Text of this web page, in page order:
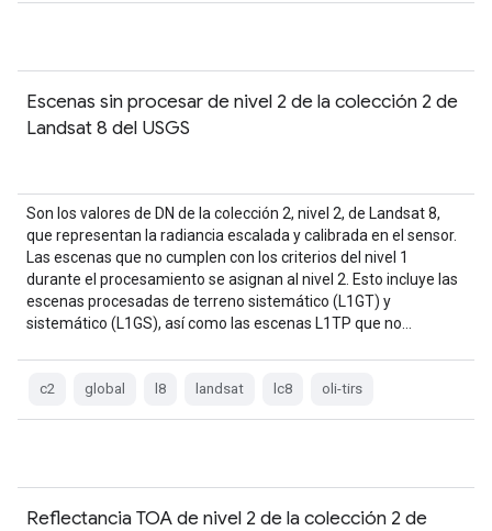
Escenas sin procesar de nivel 2 de la colección 2 de
Landsat 8 del USGS
Son los valores de DN de la colección 2, nivel 2, de Landsat 8,
que representan la radiancia escalada y calibrada en el sensor.
Las escenas que no cumplen con los criterios del nivel 1
durante el procesamiento se asignan al nivel 2. Esto incluye las
escenas procesadas de terreno sistemático (L1GT) y
sistemático (L1GS), así como las escenas L1TP que no…
c2 global l8 landsat lc8 oli-tirs
Reflectancia TOA de nivel 2 de la colección 2 de